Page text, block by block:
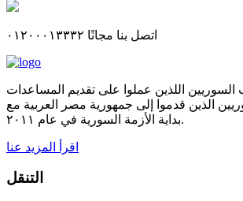
اتصل بنا مجانًا ٠١٢٠٠٠١٣٣٣٢
اللذين عملوا على تقديم المساعدات
الذين قدموا إلى جمهورية مصر العربية مع
بداية الأزمة السورية في عام ٢٠١١.
اقرأ المزيد عنا
التنقل